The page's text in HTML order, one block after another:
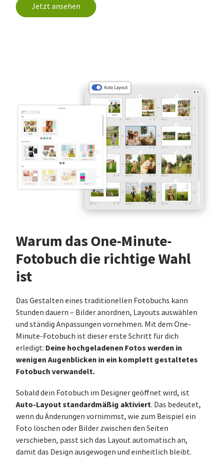
Jetzt ansehen
Warum das One-Minute-
Fotobuch die richtige Wahl
ist
Das Gestalten eines traditionellen Fotobuchs kann
Stunden dauern – Bilder anordnen, Layouts auswählen
und ständig Anpassungen vornehmen. Mit dem One-
Minute-Fotobuch ist dieser erste Schritt für dich
erledigt: Deine hochgeladenen Fotos werden in
wenigen Augenblicken in ein komplett gestaltetes
Fotobuch verwandelt.
Sobald dein Fotobuch im Designer geöffnet wird, ist
Auto-Layout standardmäßig aktiviert. Das bedeutet,
wenn du Änderungen vornimmst, wie zum Beispiel ein
Foto löschen oder Bilder zwischen den Seiten
verschieben, passt sich das Layout automatisch an,
damit das Design ausgewogen und einheitlich bleibt.